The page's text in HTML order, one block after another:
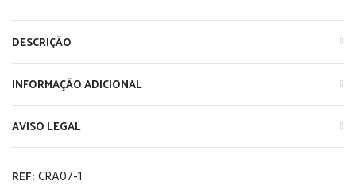
DESCRIÇÃO
INFORMAÇÃO ADICIONAL
AVISO LEGAL
REF: CRA07-1